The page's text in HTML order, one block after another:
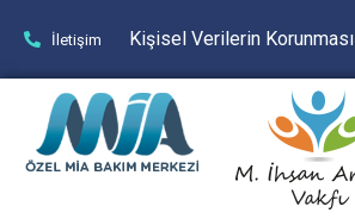
İletişim Kişisel Verilerin Korunması